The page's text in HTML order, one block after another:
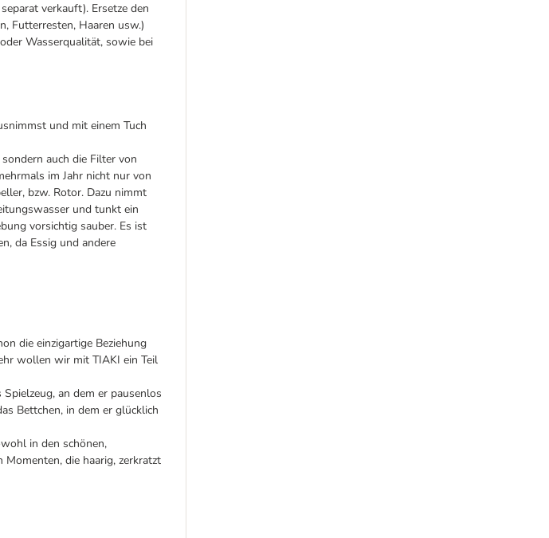
verkauft). Ersetze den
Futterresten, Haaren usw.)
Wasserqualität, sowie bei
und mit einem Tuch
auch die Filter von
im Jahr nicht nur von
bzw. Rotor. Dazu nimmt
und tunkt ein
vorsichtig sauber. Es ist
da Essig und andere
die einzigartige Beziehung
wollen wir mit TIAKI ein Teil
an dem er pausenlos
Bettchen, in dem er glücklich
in den schönen,
Momenten, die haarig, zerkratzt